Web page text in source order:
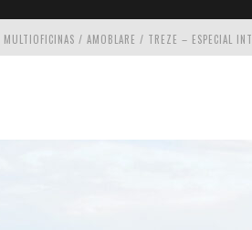
MULTIOFICINAS / AMOBLARE / TREZE – ESPECIAL
ADRIANA HOYOS DESIGN STUDIO – ESPECIAL